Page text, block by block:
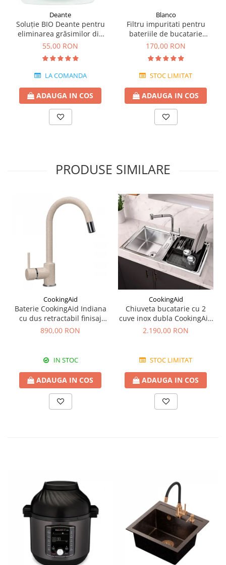
Deante
Soluție BIO Deante pentru
eliminarea grăsimilor din
bucătărie -chiuvete
granit,ceramica si inox
55,00 RON
LA COMANDA
ADAUGA IN COS
Blanco
Filtru impuritati pentru
bateriile de bucatarie
Blanco
170,00 RON
STOC LIMITAT
ADAUGA IN COS
PRODUSE SIMILARE
CookingAid
Baterie CookingAid Indiana
cu dus retractabil finisaj
granit Bej Pigmentat /
890,00 RON
IN STOC
ADAUGA IN COS
CookingAid
Chiuveta bucatarie cu 2
cuve inox dubla CookingAid
FUSION 86BB
2.190,00 RON
STOC LIMITAT
ADAUGA IN COS